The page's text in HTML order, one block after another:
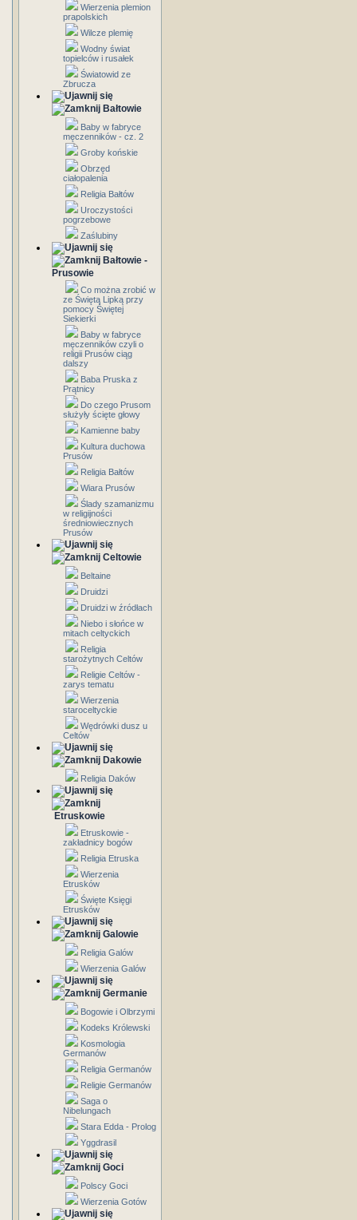
Wierzenia plemion
prapolskich
Wilcze plemię
Wodny świat
topielców i rusałek
Światowid ze
Zbrucza
Bałtowie
Baby w fabryce
męczenników - cz. 2
Groby końskie
Obrzęd
ciałopalenia
Religia Bałtów
Uroczystości
pogrzebowe
Zaślubiny
Bałtowie -
Prusowie
Co można zrobić w
ze Świętą Lipką przy
pomocy Świętej
Siekierki
Baby w fabryce
męczenników czyli o
religii Prusów ciąg
dalszy
Baba Pruska z
Prątnicy
Do czego Prusom
służyły ścięte głowy
Kamienne baby
Kultura duchowa
Prusów
Religia Bałtów
Wiara Prusów
Ślady szamanizmu
w religijności
średniowiecznych
Prusów
Celtowie
Beltaine
Druidzi
Druidzi w źródłach
Niebo i słońce w
mitach celtyckich
Religia
starożytnych Celtów
Religie Celtów -
zarys tematu
Wierzenia
staroceltyckie
Wędrówki dusz u
Celtów
Dakowie
Religia Daków
Etruskowie
Etruskowie -
zakładnicy bogów
Religia Etruska
Wierzenia
Etrusków
Święte Księgi
Etrusków
Galowie
Religia Galów
Wierzenia Galów
Germanie
Bogowie i Olbrzymi
Kodeks Królewski
Kosmologia
Germanów
Religia Germanów
Religie Germanów
Saga o
Nibelungach
Stara Edda - Prolog
Yggdrasil
Goci
Polscy Goci
Wierzenia Gotów